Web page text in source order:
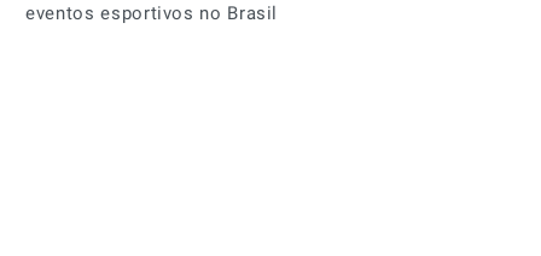
eventos esportivos no Brasil